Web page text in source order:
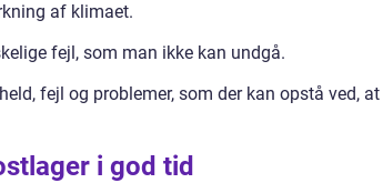
af klimaet.
fejl, som man ikke kan undgå.
fejl og problemer, som der kan opstå ved, at
i god tid